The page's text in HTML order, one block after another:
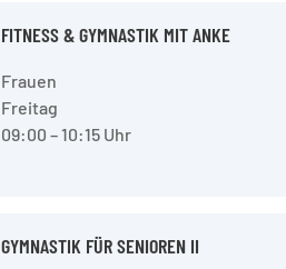
FITNESS & GYMNASTIK MIT ANKE
Frauen
Freitag
09:00 – 10:15 Uhr
GYMNASTIK FÜR SENIOREN II